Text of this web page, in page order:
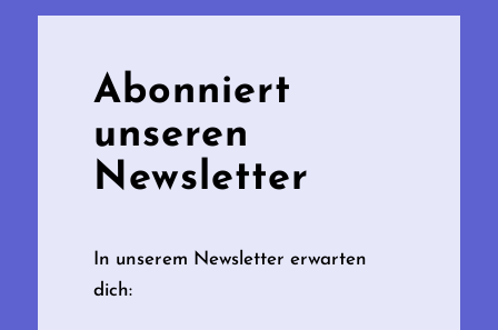
Abonniert
unseren
Newsletter
In unserem Newsletter erwarten
dich: